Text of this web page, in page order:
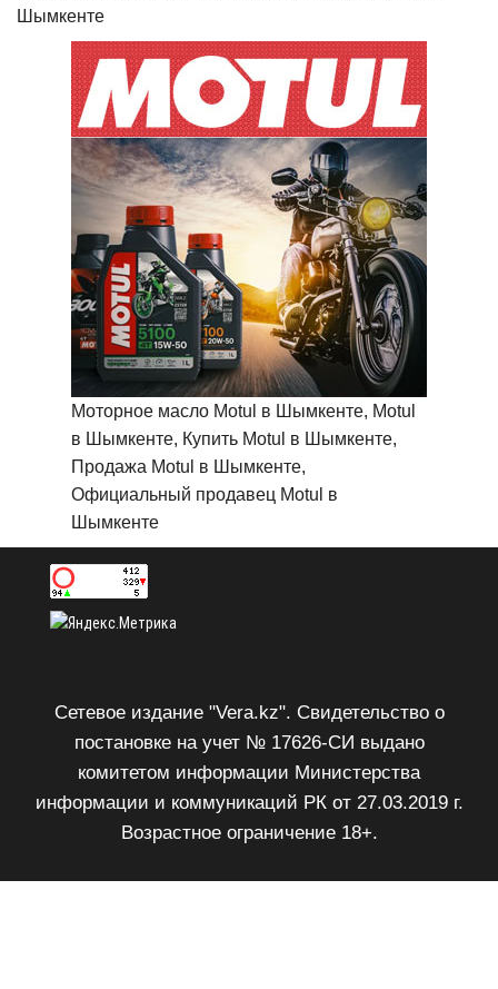
Шымкенте
Моторное масло Motul в Шымкенте, Motul
в Шымкенте, Купить Motul в Шымкенте,
Продажа Motul в Шымкенте,
Официальный продавец Motul в
Шымкенте
Сетевое издание "Vera.kz". Свидетельство о
постановке на учет № 17626-СИ выдано
комитетом информации Министерства
информации и коммуникаций РК от 27.03.2019 г.
Возрастное ограничение 18+.